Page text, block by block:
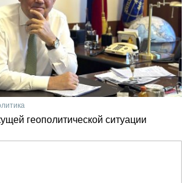
геополитической ситуации